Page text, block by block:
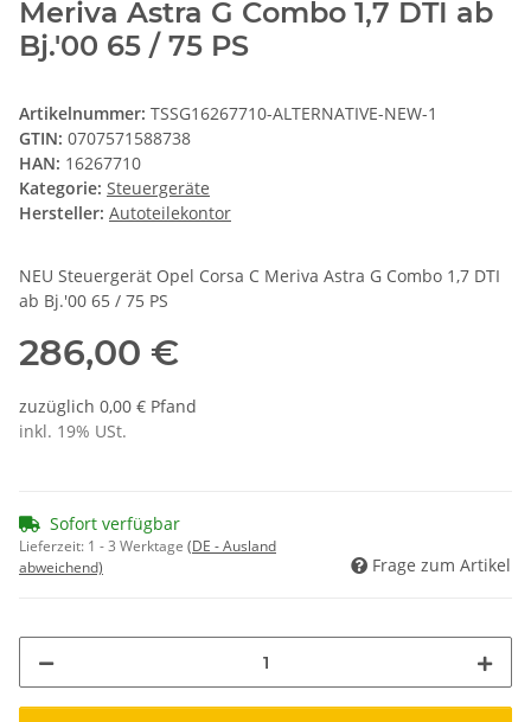
Meriva Astra G Combo 1,7 DTI ab
Bj.'00 65 / 75 PS
Artikelnummer: TSSG16267710-ALTERNATIVE-NEW-1
GTIN: 0707571588738
HAN: 16267710
Kategorie: Steuergeräte
Hersteller: Autoteilekontor
NEU Steuergerät Opel Corsa C Meriva Astra G Combo 1,7 DTI
ab Bj.'00 65 / 75 PS
286,00 €
zuzüglich 0,00 € Pfand
inkl. 19% USt.
Sofort verfügbar
Lieferzeit: 1 - 3 Werktage (DE - Ausland
abweichend)
Frage zum Artikel